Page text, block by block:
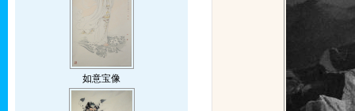
如意宝像